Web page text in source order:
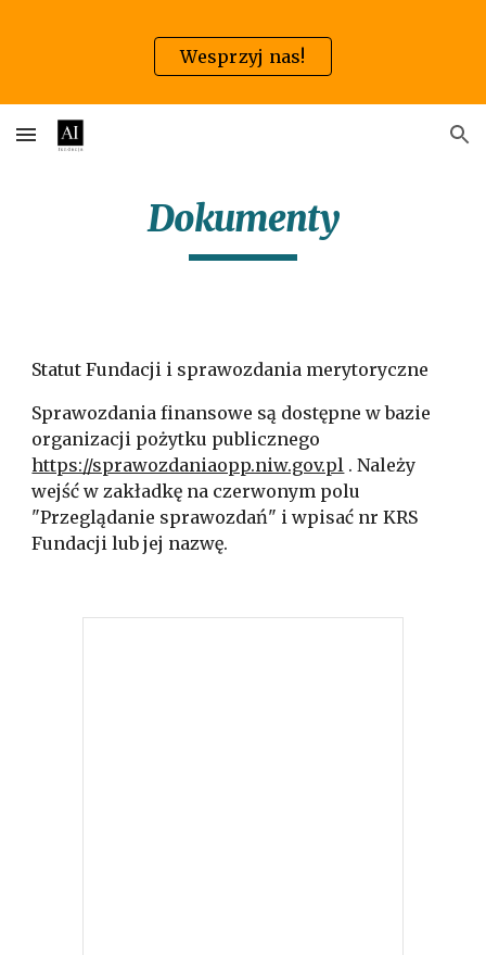
Skip to main content
Wesprzyj nas!
Dokumenty
Statut Fundacji i sprawozdania merytoryczne
Sprawozdania finansowe są dostępne w bazie
organizacji pożytku publicznego
https://sprawozdaniaopp.niw.gov.pl . Należy
wejść w zakładkę na czerwonym polu
"Przeglądanie sprawozdań" i wpisać nr KRS
Fundacji lub jej nazwę.